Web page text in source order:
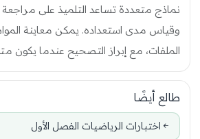
نماذج متعددة تساعد التلميذ على مراجعة
وقياس مدى استعداده. يمكن معاينة
الملفات، مع إبراز التصحيح عندما يكون
طالع أيضًا
اختبارات الرياضيات الفصل الأول